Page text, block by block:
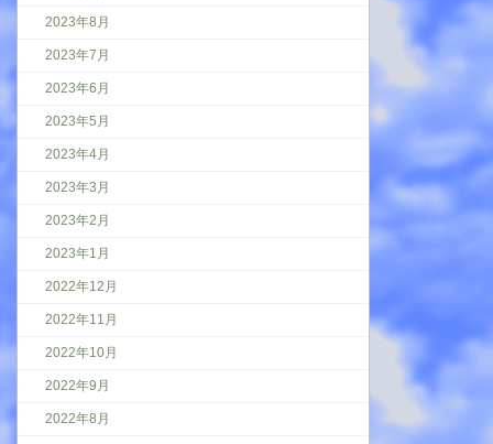
2023年8月
2023年7月
2023年6月
2023年5月
2023年4月
2023年3月
2023年2月
2023年1月
2022年12月
2022年11月
2022年10月
2022年9月
2022年8月